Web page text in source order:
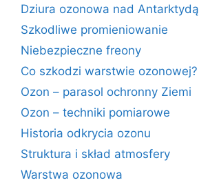
Dziura ozonowa nad Antarktydą
Szkodliwe promieniowanie
Niebezpieczne freony
Co szkodzi warstwie ozonowej?
Ozon – parasol ochronny Ziemi
Ozon – techniki pomiarowe
Historia odkrycia ozonu
Struktura i skład atmosfery
Warstwa ozonowa